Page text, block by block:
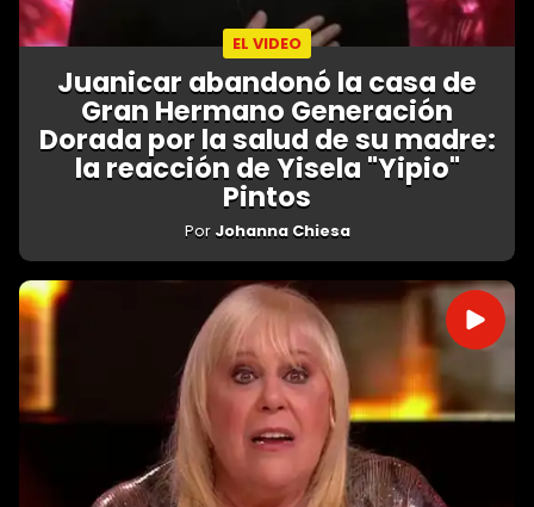
EL VIDEO
Juanicar abandonó la casa de
Gran Hermano Generación
Dorada por la salud de su madre:
la reacción de Yisela "Yipio"
Pintos
Por Johanna Chiesa